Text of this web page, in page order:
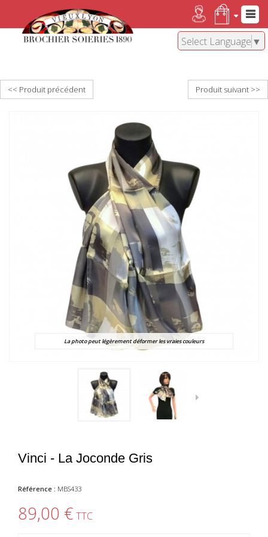
Select Language ▼
<< Produit précédent Produit suivant >>
La photo peut légèrement déformer les vraies couleurs
Vinci - La Joconde Gris
Référence : MBS433
89,00 € TTC